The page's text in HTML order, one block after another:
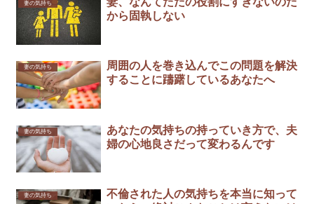
妻の気持ち
から固執しない
妻の気持ち
周囲の人を巻き込んでこの問題を解決
することに躊躇しているあなたへ
妻の気持ち
あなたの気持ちの持っていき方で、夫
婦の心地良さだって変わるんです
妻の気持ち
不倫された人の気持ちを本当に知って